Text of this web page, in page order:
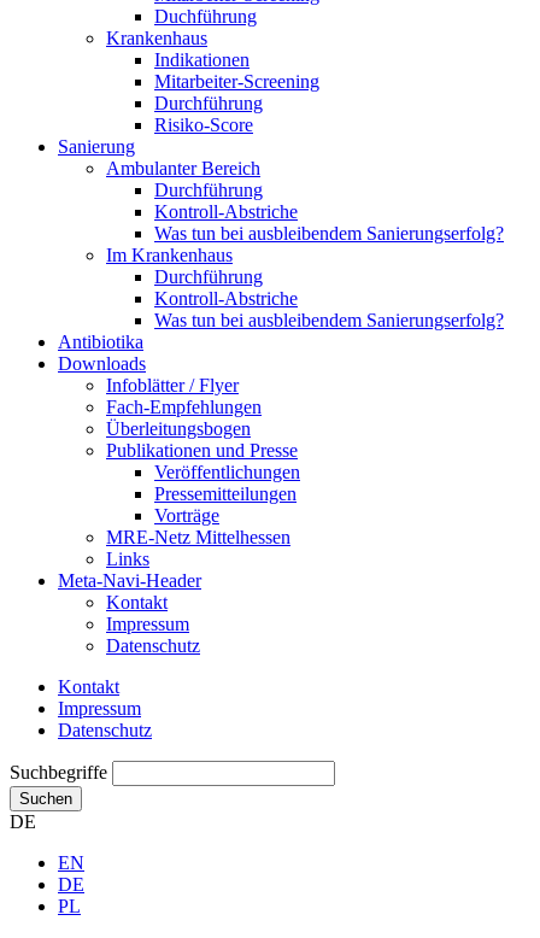
Duchführung
Krankenhaus
Indikationen
Mitarbeiter-Screening
Durchführung
Risiko-Score
Sanierung
Ambulanter Bereich
Durchführung
Kontroll-Abstriche
Was tun bei ausbleibendem Sanierungserfolg?
Im Krankenhaus
Durchführung
Kontroll-Abstriche
Was tun bei ausbleibendem Sanierungserfolg?
Antibiotika
Downloads
Infoblätter / Flyer
Fach-Empfehlungen
Überleitungsbogen
Publikationen und Presse
Veröffentlichungen
Pressemitteilungen
Vorträge
MRE-Netz Mittelhessen
Links
Meta-Navi-Header
Kontakt
Impressum
Datenschutz
Kontakt
Impressum
Datenschutz
Suchbegriffe
Suchen
DE
EN
DE
PL